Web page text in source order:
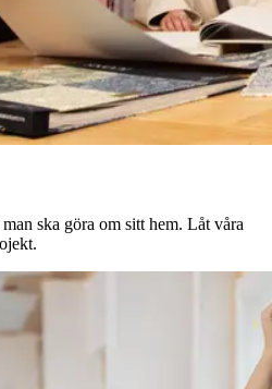
ska göra om sitt hem. Låt våra